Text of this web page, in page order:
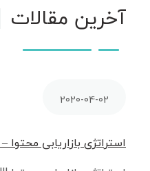
آخرین مقالات
2020-04-02
استراتژی بازاریابی محتوا